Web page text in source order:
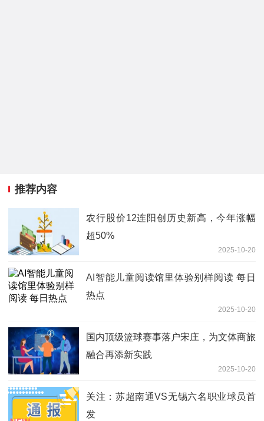
推荐内容
农行股价12连阳创历史新高，今年涨幅
超50%
2025-10-20
AI智能儿童阅读馆里体验别样阅读 每日
热点
2025-10-20
国内顶级篮球赛事落户宋庄，为文体商旅
融合再添新实践
2025-10-20
关注：苏超南通VS无锡六名职业球员首
发